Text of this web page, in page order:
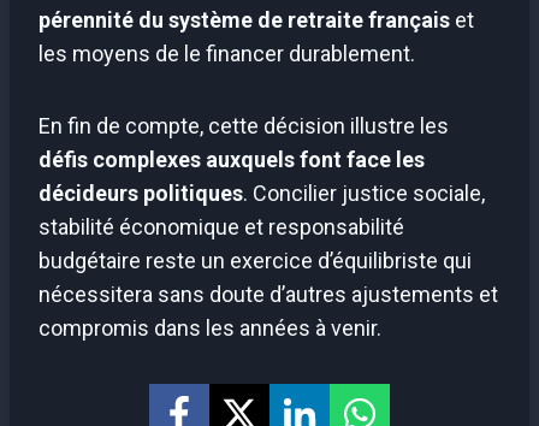
pérennité du système de retraite français et
les moyens de le financer durablement.
En fin de compte, cette décision illustre les
défis complexes auxquels font face les
décideurs politiques. Concilier justice sociale,
stabilité économique et responsabilité
budgétaire reste un exercice d’équilibriste qui
nécessitera sans doute d’autres ajustements et
compromis dans les années à venir.